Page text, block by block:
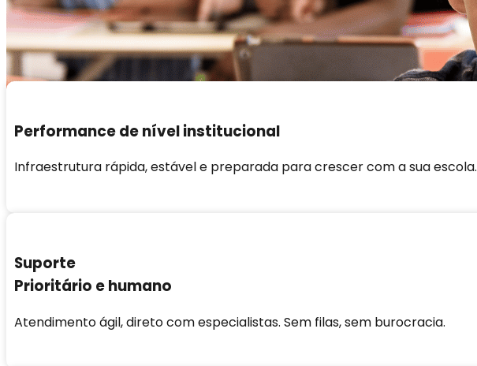
Performance de nível institucional
Infraestrutura rápida, estável e preparada para crescer com a sua escola.
Suporte
Prioritário e humano
Atendimento ágil, direto com especialistas. Sem filas, sem burocracia.